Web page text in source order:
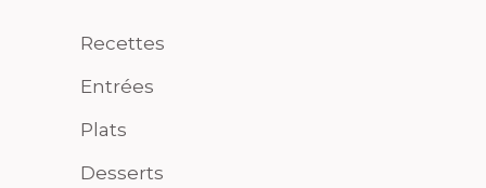
Recettes
Entrées
Plats
Desserts